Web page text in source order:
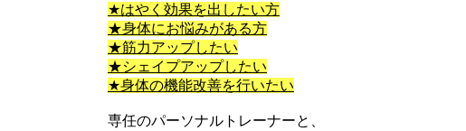
★はやく効果を出したい方
★身体にお悩みがある方
★筋力アップしたい
★シェイプアップしたい
★身体の機能改善を行いたい
専任のパーソナルトレーナーと、